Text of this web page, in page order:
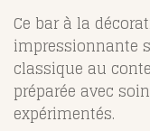
Ce bar à la
impressionnante
classique au
préparée avec
expérimentés.